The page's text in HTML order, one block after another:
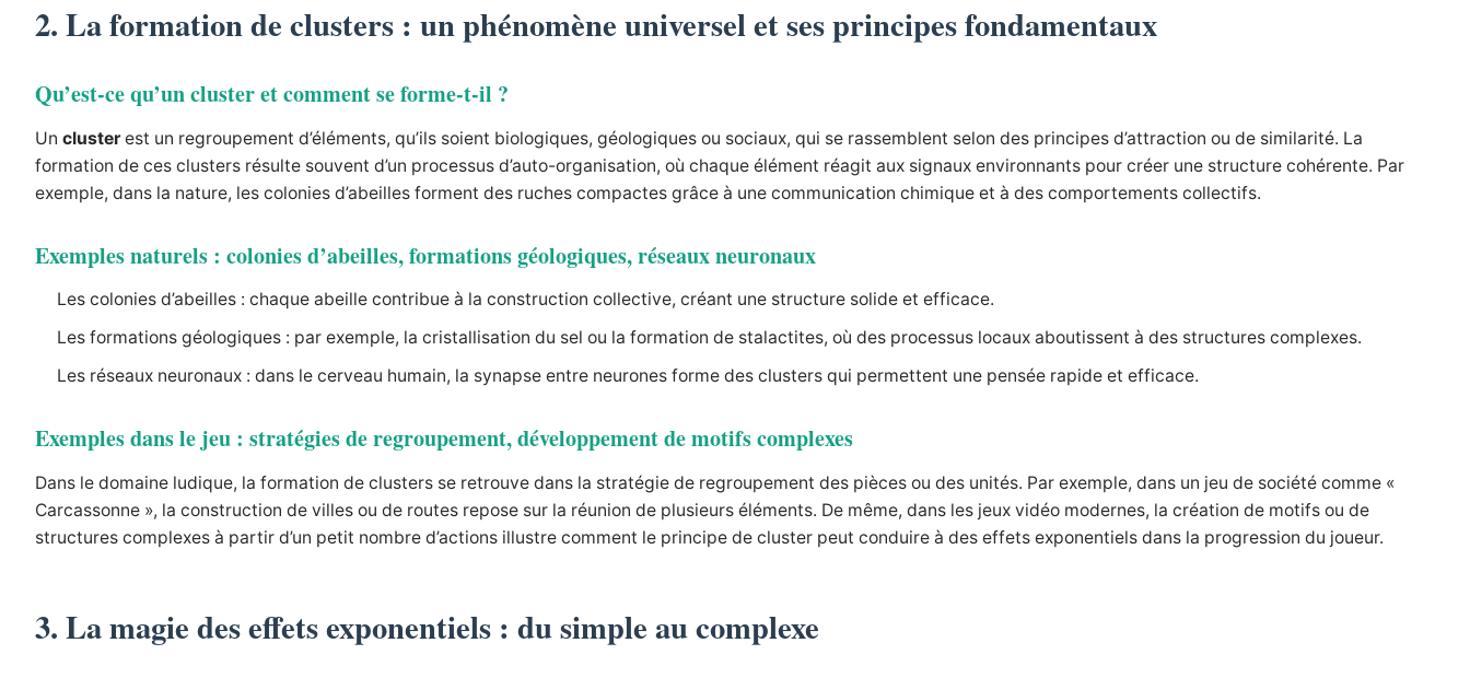
2. La formation de clusters : un phénomène universel et ses principes fondamentaux
Qu’est-ce qu’un cluster et comment se forme-t-il ?
Un clusterest un regroupement d’éléments, qu’ils soient biologiques, géologiques ou sociaux, qui se rassemblent selon des principes d’attraction ou de similarité. La
formation de ces clusters résulte souvent d’un processus d’auto-organisation, où chaque élément réagit aux signaux environnants pour créer une structure cohérente. Par
exemple, dans la nature, les colonies d’abeilles forment des ruches compactes grâce à une communication chimique et à des comportements collectifs.
Exemples naturels : colonies d’abeilles, formations géologiques, réseaux neuronaux
Les colonies d’abeilles : chaque abeille contribue à la construction collective, créant une structure solide et efficace.
Les formations géologiques : par exemple, la cristallisation du sel ou la formation de stalactites, où des processus locaux aboutissent à des structures complexes.
Les réseaux neuronaux : dans le cerveau humain, la synapse entre neurones forme des clusters qui permettent une pensée rapide et efficace.
Exemples dans le jeu : stratégies de regroupement, développement de motifs complexes
Dans le domaine ludique, la formation de clusters se retrouve dans la stratégie de regroupement des pièces ou des unités. Par exemple, dans un jeu de société comme «
Carcassonne », la construction de villes ou de routes repose sur la réunion de plusieurs éléments. De même, dans les jeux vidéo modernes, la création de motifs ou de
structures complexes à partir d’un petit nombre d’actions illustre comment le principe de cluster peut conduire à des effets exponentiels dans la progression du joueur.
3. La magie des effets exponentiels : du simple au complexe